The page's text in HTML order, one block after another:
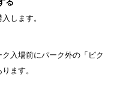
します。
入場前にパーク外の「ピク
ます。